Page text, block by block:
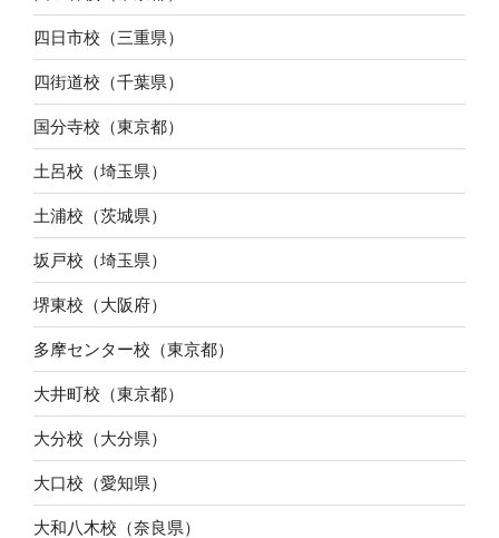
四日市校（三重県）
四街道校（千葉県）
国分寺校（東京都）
土呂校（埼玉県）
土浦校（茨城県）
坂戸校（埼玉県）
堺東校（大阪府）
多摩センター校（東京都）
大井町校（東京都）
大分校（大分県）
大口校（愛知県）
大和八木校（奈良県）